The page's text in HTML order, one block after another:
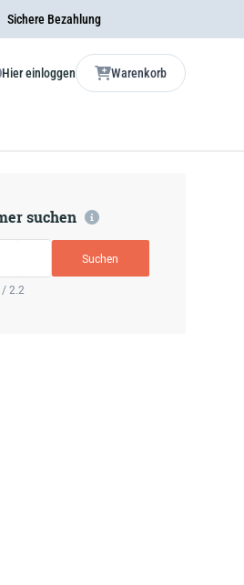
Sichere Bezahlung
Hier einloggen Warenkorb
suchen
/ 2.2
Suchen